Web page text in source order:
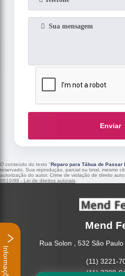
Enviar
O conteúdo do texto "Reparo para Tábua de Passar
reservado. Sua reprodução, parcial ou total, mesmo
autorização do autor. Crime de violação de direito
9610/98 - Lei de direitos autorais
Mend
Rua Solon , 532 São
(11) 3221-
(11) 3208-
Informações